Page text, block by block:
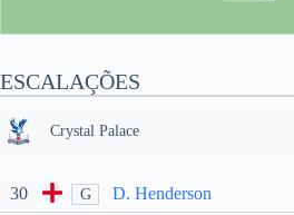
ESCALAÇÕES
Crystal Palace
30 G D. Henderson